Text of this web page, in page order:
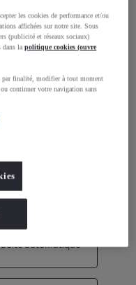
87g/km
motrices avant
Boîte automatique
les cookies de performance et/ou
affichées sur notre site. Sous
(publicité et réseaux sociaux)
dans lapolitique cookies (ouvre
par finalité, modifier à tout moment
continuer votre navigation sans